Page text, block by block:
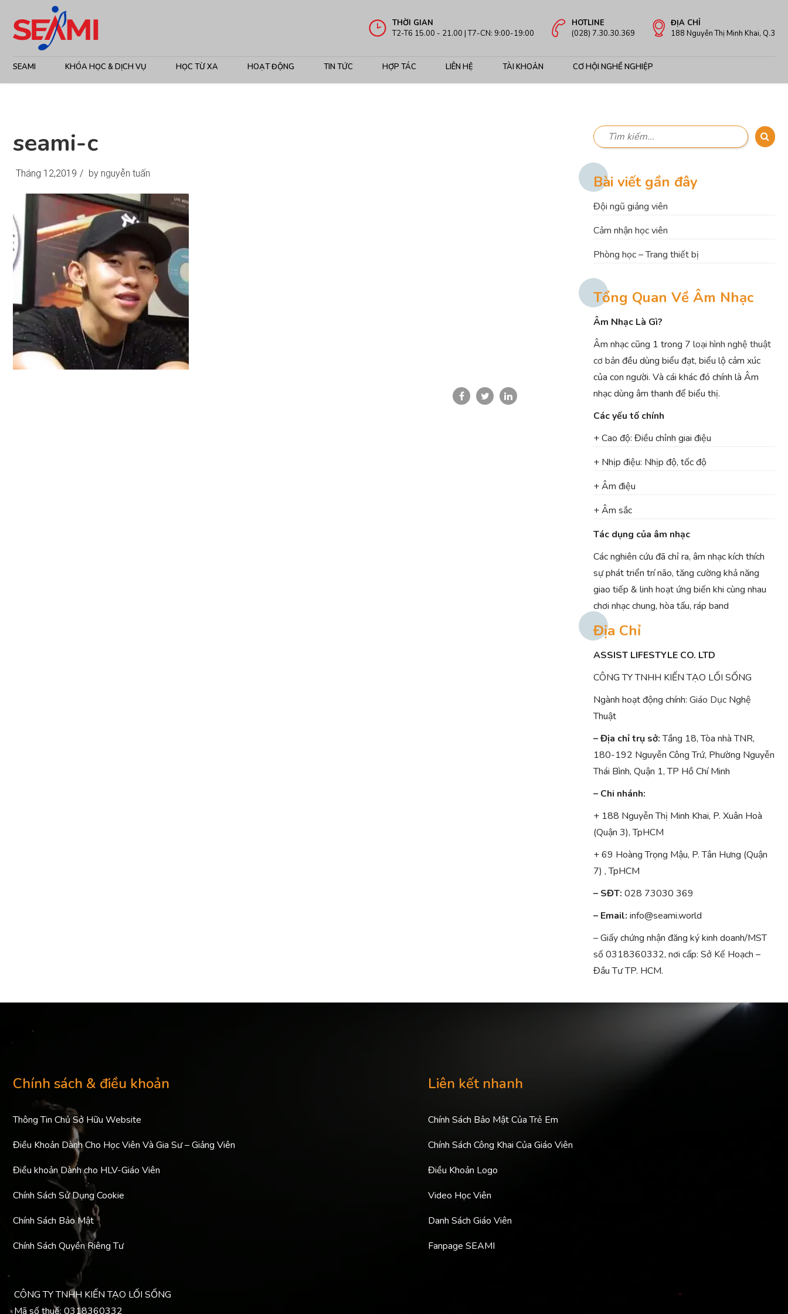
THỜI GIAN
T2-T6 15.00 - 21.00 | T7-CN: 9:00-19:00
HOTLINE
(028) 7.30.30.369
ĐỊA CHỈ
188 Nguyễn Thị Minh Khai, Q.3
SEAMI KHÓA HỌC & DỊCH VỤ HỌC TỪ XA HOẠT ĐỘNG TIN TỨC HỢP TÁC LIÊN HỆ TÀI KHOẢN CƠ HỘI NGHỀ NGHIỆP
seami-c
Tháng 12,2019 / by nguyễn tuấn Bài viết gần đây
Đội ngũ giảng viên
Cảm nhận học viên
Phòng học – Trang thiết bị
Tổng Quan Về Âm Nhạc
Âm Nhạc Là Gì?
Âm nhạc cũng 1 trong 7 loại hình nghệ thuật
cơ bản đều dùng biểu đạt, biểu lộ cảm xúc
của con người. Và cái khác đó chính là Âm
nhạc dùng âm thanh để biểu thị.
Các yếu tố chính
+ Cao độ: Điều chỉnh giai điệu
+ Nhịp điệu: Nhịp độ, tốc độ
+ Âm điệu
+ Âm sắc
Tác dụng của âm nhạc
Các nghiên cứu đã chỉ ra, âm nhạc kích thích
sự phát triển trí não, tăng cường khả năng
giao tiếp & linh hoạt ứng biến khi cùng nhau
chơi nhạc chung, hòa tấu, ráp band
Địa Chỉ
ASSIST LIFESTYLE CO. LTD
CÔNG TY TNHH KIẾN TẠO LỐI SỐNG
Ngành hoạt động chính: Giáo Dục Nghệ
Thuật
– Địa chỉ trụ sở:Tầng 18, Tòa nhà TNR,
180-192 Nguyễn Công Trứ, Phường Nguyễn
Thái Bình, Quận 1, TP Hồ Chí Minh
– Chi nhánh:
+ 188 Nguyễn Thị Minh Khai, P. Xuân Hoà
(Quận 3), TpHCM
+ 69 Hoàng Trọng Mậu, P. Tân Hưng (Quận
7) , TpHCM
– SĐT: 028 73030 369
– Email: info@seami.world
– Giấy chứng nhận đăng ký kinh doanh/MST
số 0318360332, nơi cấp: Sở Kế Hoạch –
Đầu Tư TP. HCM.
Chính sách & điều khoản
Thông Tin Chủ Sở Hữu Website
Điều Khoản Dành Cho Học Viên Và Gia Sư – Giảng Viên
Điều khoản Dành cho HLV-Giáo Viên
Chính Sách Sử Dụng Cookie
Chính Sách Bảo Mật
Chính Sách Quyền Riêng Tư
Liên kết nhanh
Chính Sách Bảo Mật Của Trẻ Em
Chính Sách Công Khai Của Giáo Viên
Điều Khoản Logo
Video Học Viên
Danh Sách Giáo Viên
Fanpage SEAMI
CÔNG TY TNHH KIẾN TẠO LỐI SỐNG
Mã số thuế: 0318360332